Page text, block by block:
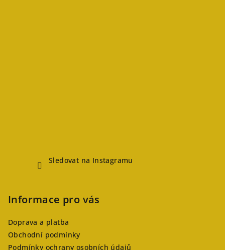
Sledovat na Instagramu
Informace pro vás
Doprava a platba
Obchodní podmínky
Podmínky ochrany osobních údajů